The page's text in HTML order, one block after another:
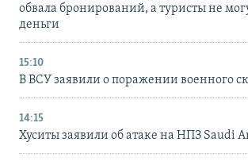
обвала бронирований, а туристы не
деньги
15:10
В ВСУ заявили о поражении военного
14:15
Хуситы заявили об атаке на НПЗ Saudi